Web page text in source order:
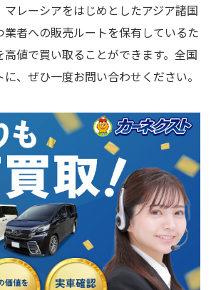
マレーシアをはじめとしたアジア諸国
業者への販売ルートを保有しているた
値で買い取ることができます。全国
、ぜひ一度お問い合わせください。